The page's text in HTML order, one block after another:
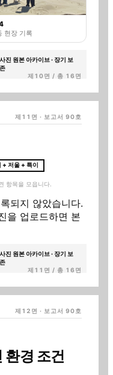
현장 기록
사진 원본 아카이브 · 장기 보
존
제 10면 / 총 16면
제 11 면 · 보고서 90호
+ 저울 + 특이
항목을 모읍니다.
되지 않았습니다.
을 업로드하면 본
사진 원본 아카이브 · 장기 보
존
제 11 면 / 총 16면
제12면 · 보고서 90호
환경 조건